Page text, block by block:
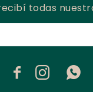
todas
  